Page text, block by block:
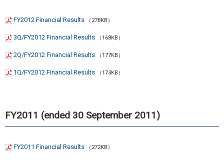
FY2012 Financial Results （278KB）
3Q/FY2012 Financial Results （168KB）
2Q/FY2012 Financial Results （177KB）
1Q/FY2012 Financial Results （173KB）
FY2011 (ended 30 September 2011)
FY2011 Financial Results （272KB）